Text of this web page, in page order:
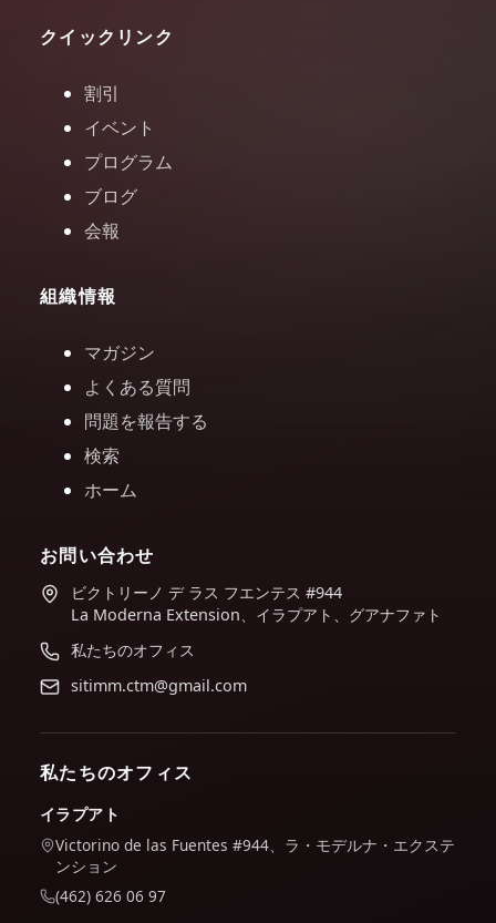
クイックリンク
割引
イベント
プログラム
ブログ
会報
組織情報
マガジン
よくある質問
問題を報告する
検索
ホーム
お問い合わせ
ビクトリーノ デ ラス フエンテス #944
La Moderna Extension、イラプアト、グアナファト
私たちのオフィス
sitimm.ctm@gmail.com
私たちのオフィス
イラプアト
Victorino de las Fuentes #944、ラ・モデルナ・エクステ
ンション
(462) 626 06 97